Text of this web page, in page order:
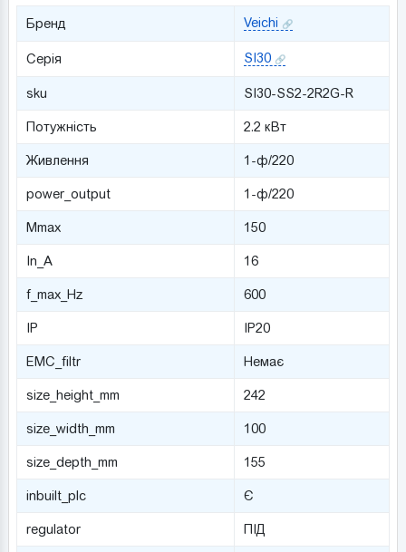
Бренд Veichi
Серія SI30
sku SI30-SS2-2R2G-R
Потужніcть 2.2 кВт
Живлення 1-ф/220
power_output 1-ф/220
Mmax 150
In_A 16
f_max_Hz 600
IP IP20
EMC_filtr Немає
size_height_mm 242
size_width_mm 100
size_depth_mm 155
inbuilt_plc Є
regulator ПІД